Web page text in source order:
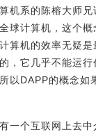
机系的陈榕大师
球计算机，这个概
算机的效率无疑
，它几乎不能运行
以DAPP的概念如
一个互联网上去